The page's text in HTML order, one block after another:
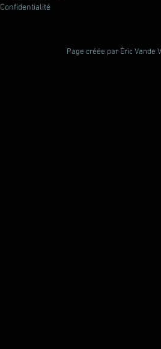
Confidentialité
Page créée par Èric Vande